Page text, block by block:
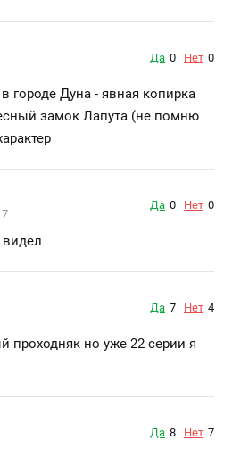
Да 0 Нет 0
городе Дуна - явная копирка
замок Лапута (не помню
Да 0 Нет 0
видел
Да 7 Нет 4
проходняк но уже 22 серии я
Да 8 Нет 7